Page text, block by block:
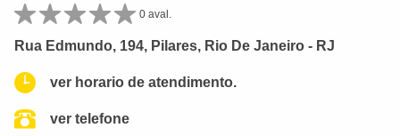
0 aval.
Rua Edmundo, 194, Pilares, Rio De Janeiro - RJ
ver horario de atendimento.
ver telefone